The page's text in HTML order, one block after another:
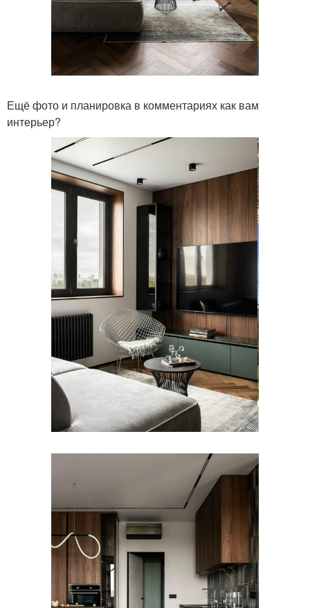
Ещё фото и планировка в комментариях как вам
интерьер?